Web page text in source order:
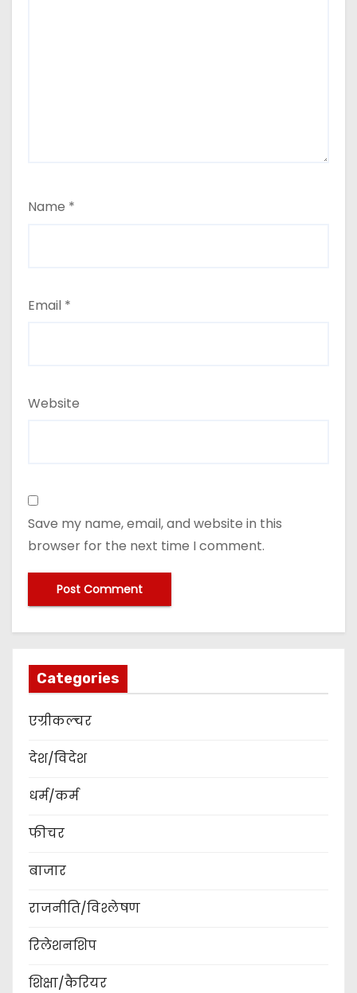
Name *
Email *
Website
Save my name, email, and website in this
browser for the next time I comment.
Categories
एग्रीकल्चर
देश/विदेश
धर्म/कर्म
फीचर
बाजार
राजनीति/विश्लेषण
रिलेशनशिप
शिक्षा/कैरियर